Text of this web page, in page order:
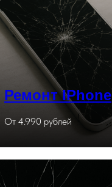
Ремонт IPhone
От 4.990 рублей